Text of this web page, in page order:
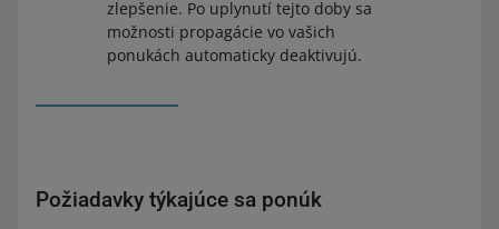
zlepšenie. Po uplynutí tejto doby sa
možnosti propagácie vo vašich
ponukách automaticky deaktivujú.
Požiadavky týkajúce sa ponúk